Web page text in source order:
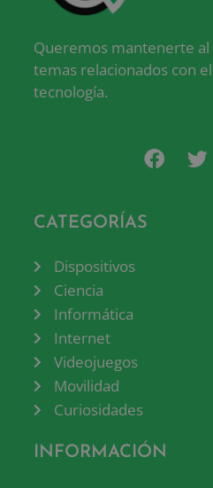
Queremos mantenerte al
temas relacionados con
tecnología.
CATEGORÍAS
Dispositivos
Ciencia
Informática
Internet
Videojuegos
Movilidad
Curiosidades
INFORMACIÓN